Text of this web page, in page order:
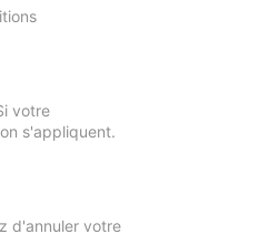
votre
s'appliquent.
d'annuler votre